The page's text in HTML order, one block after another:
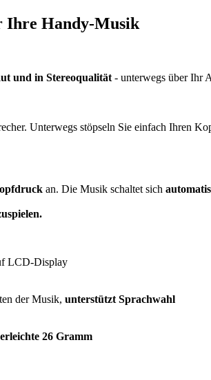
Ihre Handy-Musik
und in Stereoqualität - unterwegs über Ihr
Unterwegs stöpseln Sie einfach Ihren
an. Die Musik schaltet sich
LCD-Display
der Musik, unterstützt Sprachwahl
26 Gramm